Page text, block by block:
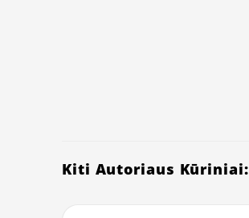
Kiti Autoriaus Kūriniai: